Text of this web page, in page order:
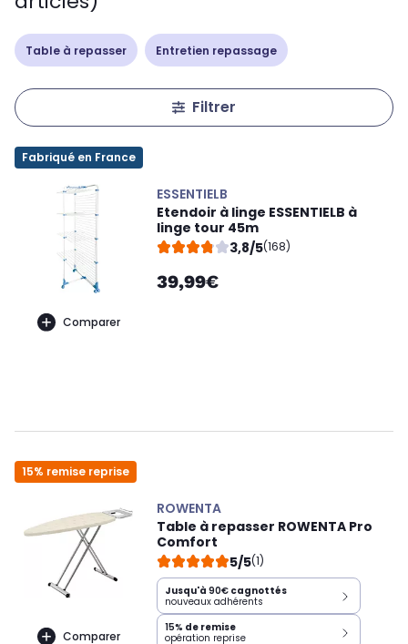
Table à repasser Entretien repassage
Filtrer
Fabriqué en France
Comparer
ESSENTIELB
Etendoir à linge ESSENTIELB à
linge tour 45m
3,8/5(168)
39,99€
15% remise reprise
Comparer
ROWENTA
Table à repasser ROWENTA Pro
Comfort
5/5(1)
Jusqu'à 90€ cagnottés
nouveaux adhérents
15% de remise
opération reprise